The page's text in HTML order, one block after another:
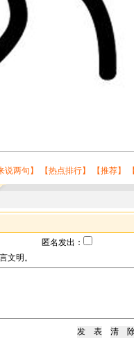
说两句 】 【热点排行】 【推荐】
匿名发出：
文明。